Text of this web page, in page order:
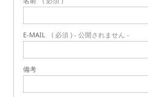
E-MAIL ( 必須 ) - 公開されません -
備考